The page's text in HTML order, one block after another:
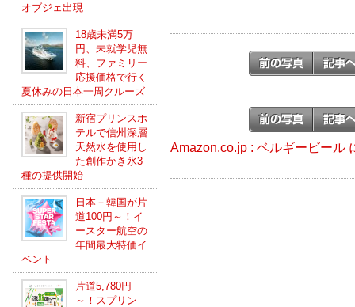
オブジェ出現
18歳未満5万
円、未就学児無
料、ファミリー
応援価格で行く
夏休みの日本一周クルーズ
新宿プリンスホ
テルで信州深層
天然水を使用し
た創作かき氷3
種の提供開始
日本－韓国が片
道100円～！イ
ースター航空の
年間最大特価イ
ベント
片道5,780円
～！スプリン
Amazon.co.jp : ベルギービール